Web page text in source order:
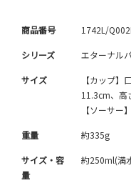
商品番号 1742L/
シリーズ エターナル
サイズ
【カップ
11.3cm、高
【ソーサ
重量 約335g
サイズ・容
量
約250ml(満